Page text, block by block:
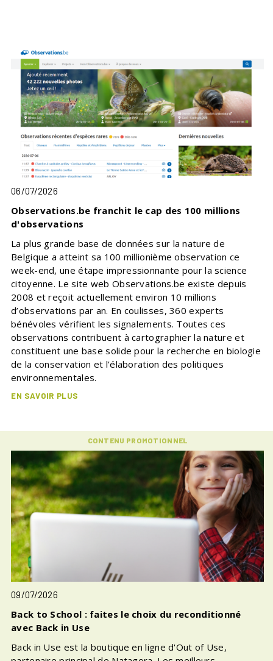
06/07/2026
Observations.be franchit le cap des 100 millions
d'observations
La plus grande base de données sur la nature de
Belgique a atteint sa 100 millionième observation ce
week-end, une étape impressionnante pour la science
citoyenne. Le site web Observations.be existe depuis
2008 et reçoit actuellement environ 10 millions
d’observations par an. En coulisses, 360 experts
bénévoles vérifient les signalements. Toutes ces
observations contribuent à cartographier la nature et
constituent une base solide pour la recherche en biologie
de la conservation et l’élaboration des politiques
environnementales.
EN SAVOIR PLUS
CONTENU PROMOTIONNEL
09/07/2026
Back to School : faites le choix du reconditionné
avec Back in Use
Back in Use est la boutique en ligne d'Out of Use,